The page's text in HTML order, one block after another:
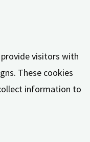
visitors with
These cookies
information to